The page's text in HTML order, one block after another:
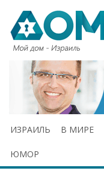
ИЗРАИЛЬ В МИРЕ
ЮМОР